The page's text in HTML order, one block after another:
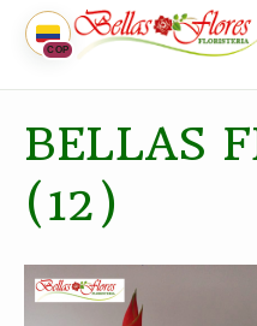
COP
BELLAS
(12)